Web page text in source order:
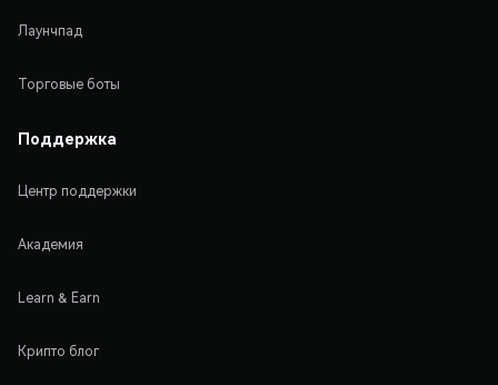
Лаунчпад
Торговые боты
Поддержка
Центр поддержки
Академия
Learn & Earn
Крипто блог